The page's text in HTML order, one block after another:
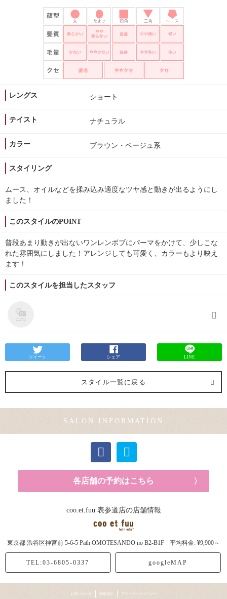
レングス ショート
テイスト ナチュラル
カラー ブラウン・ベージュ系
スタイリング
ムース、オイルなどを揉み込み適度なツヤ感と動きが出るようにし
ました！
このスタイルのPOINT
普段あまり動きが出ないワンレンボブにパーマをかけて、少しこな
れた雰囲気にしました！アレンジしても可愛く、カラーもより映え
ます！
このスタイルを担当したスタッフ
ツイート シェア LINE
スタイル一覧に戻る
SALON INFORMATION
各店舗の予約はこちら
coo.et.fuu 表参道店の店舗情報
東京都 渋谷区神宮前 5-6-5 Path OMOTESANDO no B2-B1F 平均料金: ¥9,900～
TEL:03-6805-0337 googleMAP
お問い合わせ 利用規約 プライバシーポリシー